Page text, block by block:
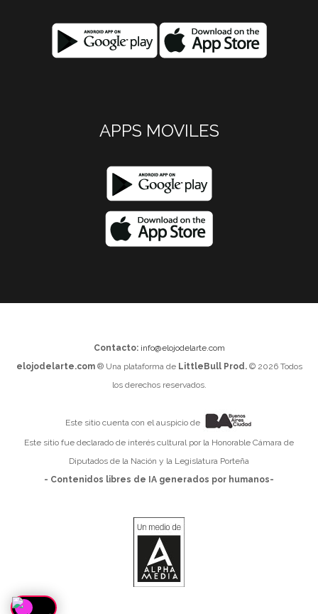
APPS MOVILES
Contacto: info@elojodelarte.com
elojodelarte.com® Una plataforma de LittleBull Prod.© 2026 Todos
los derechos reservados.
Este sitio cuenta con el auspicio de
Este sitio fue declarado de interés cultural por la Honorable Cámara de
Diputados de la Nación y la Legislatura Porteña
- Contenidos libres de IA generados por humanos-